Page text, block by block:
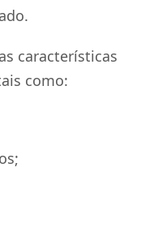
características
como: